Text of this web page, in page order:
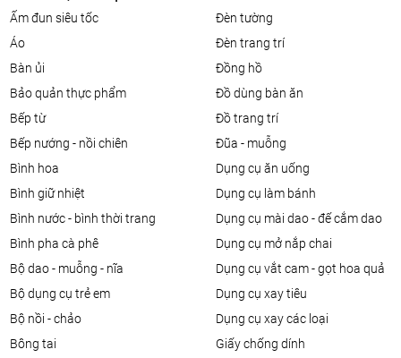
ấm đun siêu tốc
áo
bàn ủi
bảo quản thực phẩm
bếp từ
bếp nướng - nồi chiên
bình hoa
bình giữ nhiệt
bình nước - bình thời trang
bình pha cà phê
bộ dao - muỗng - nĩa
bộ dụng cụ trẻ em
bộ nồi - chảo
bông tai
đèn tường
đèn trang trí
đồng hồ
đồ dùng bàn ăn
đồ trang trí
đũa - muỗng
dụng cụ ăn uống
dụng cụ làm bánh
dụng cụ mài dao - đế cắm dao
dụng cụ mở nắp chai
dụng cụ vắt cam - gọt hoa quả
dụng cụ xay tiêu
dụng cụ xay các loại
giấy chống dính